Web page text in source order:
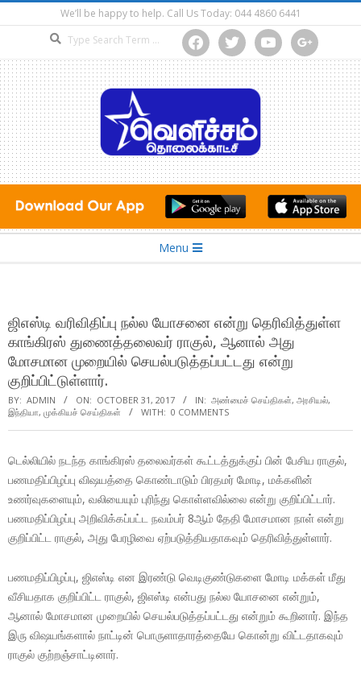
to
We’ll be happy to help. Call Us Today: 044 4860 6441
facebooktwitter youtube google
Menu
ஜிஎஸ்டி வரிவிதிப்பு நல்ல யோசனை என்று தெரிவித்துள்ள
காங்கிரஸ் துணைத்தலைவர் ராகுல், ஆனால் அது
மோசமான முறையில் செயல்படுத்தப்பட்டது என்று
குறிப்பிட்டுள்ளார்.
BY: ADMIN ON: OCTOBER 31, 2017 IN: அண்மைச் செய்திகள், அரசியல்,
இந்தியா, முக்கியச் செய்திகள் WITH: 0 COMMENTS
டெல்லியில் நடந்த காங்கிரஸ் தலைவர்கள் கூட்டத்துக்குப் பின் பேசிய ராகுல்,
பணமதிப்பிழப்பு விஷயத்தை கொண்டாடும் பிரதமர் மோடி, மக்களின்
உணர்வுகளையும், வலியையும் புரிந்து கொள்ளவில்லை என்று குறிப்பிட்டார்.
பணமதிப்பிழப்பு அறிவிக்கப்பட்ட நவம்பர் 8ஆம் தேதி மோசமான நாள் என்று
குறிப்பிட்ட ராகுல், அது பேரழிவை ஏற்படுத்தியதாகவும் தெரிவித்துள்ளார்.
பணமதிப்பிழப்பு, ஜிஎஸ்டி என இரண்டு வெடிகுண்டுகளை மோடி மக்கள் மீது
வீசியதாக குறிப்பிட்ட ராகுல், ஜிஎஸ்டி என்பது நல்ல யோசனை என்றும்,
ஆனால் மோசமான முறையில் செயல்படுத்தப்பட்டது என்றும் கூறினார். இந்த
இரு விஷயங்களால் நாட்டின் பொருளாதாரத்தையே கொன்று விட்டதாகவும்
ராகுல் குற்றஞ்சாட்டினார்.